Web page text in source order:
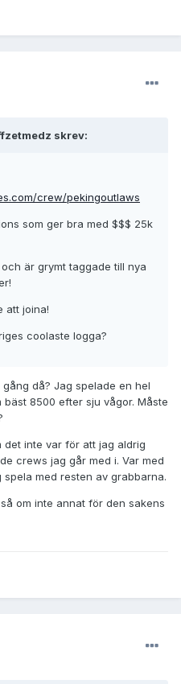
skrev:
crew/pekingoutlaws
som ger bra med $$$ 25k
är grymt taggade till nya
att joina!
coolaste logga?
då? Jag spelade en hel
8500 efter sju vågor. Måste
inte var för att jag aldrig
crews jag går med i. Var med
med resten av grabbarna.
om inte annat för den sakens